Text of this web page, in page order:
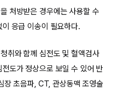
처방받은 경우에는 사용할 수
응급 이송이 필요하다.
취와 함께 심전도 및 혈액검사
도가 정상으로 보일 수 있어 반
장 초음파, CT, 관상동맥 조영술